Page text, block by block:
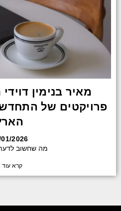
מאיר בנימין
פרויקטים של
2026
מה שחשוב
קרא עוד